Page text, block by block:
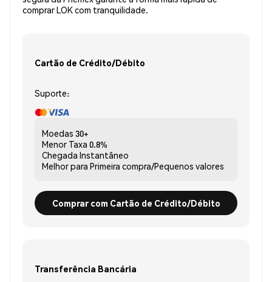
comprar LOK com tranquilidade.
Cartão de Crédito/Débito
Suporte:
Moedas 30+
Menor Taxa 0.8%
Chegada Instantâneo
Melhor para Primeira compra/Pequenos valores
Comprar com Cartão de Crédito/Débito
Transferência Bancária